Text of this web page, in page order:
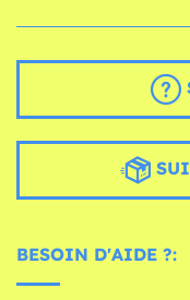
BESOIN D'AIDE ?: